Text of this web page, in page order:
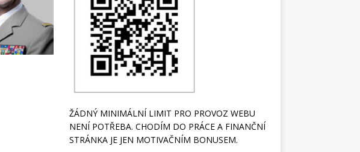
ŽÁDNÝ MINIMÁLNÍ LIMIT PRO PROVOZ WEBU
NENÍ POTŘEBA. CHODÍM DO PRÁCE A FINANČNÍ
STRÁNKA JE JEN MOTIVAČNÍM BONUSEM.